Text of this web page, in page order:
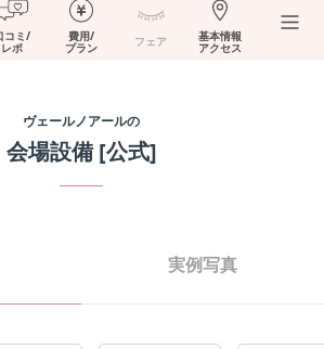
コミ/
レポ
費用/
プラン フェア 基本情報
アクセス
ヴェールノアールの
会場設備[公式]
実例写真